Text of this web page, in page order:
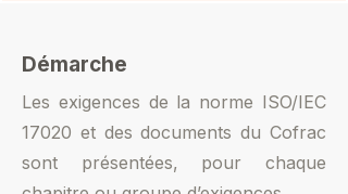
Démarche
Les exigences de la norme ISO/IEC
17020 et des documents du Cofrac
sont présentées, pour chaque